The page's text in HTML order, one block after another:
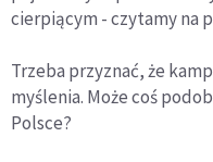
cierpiącym - czytamy na
Trzeba przyznać, że
myślenia. Może coś
Polsce?